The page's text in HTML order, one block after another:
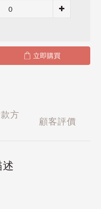
立即購買
方
顧客評價